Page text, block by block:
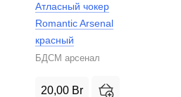
Атласный чокер
Romantic Arsenal
красный
БДСМ арсенал
20,00 Br